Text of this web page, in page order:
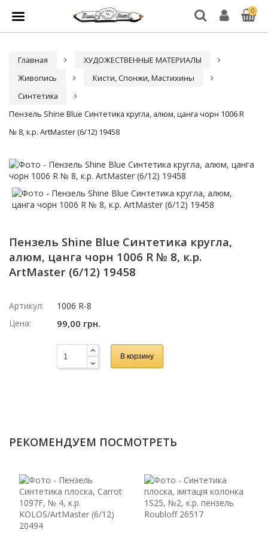
0
Главная
ХУДОЖЕСТВЕННЫЕ МАТЕРИАЛЫ
Живопись
Кисти, Спонжи, Мастихины
Синтетика
Пензель Shine Blue Синтетика кругла, алюм, цанга чорн 1006 R
№ 8, к.р. ArtMaster (6/12) 19458
Пензель Shine Blue Синтетика кругла,
алюм, цанга чорн 1006 R № 8, к.р.
ArtMaster (6/12) 19458
Артикул:
1006 R-8
Цена:
99,00 грн.
В корзину
РЕКОМЕНДУЕМ ПОСМОТРЕТЬ